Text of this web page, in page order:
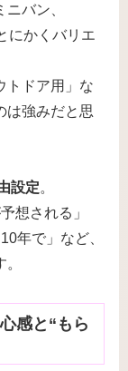
バン、
にかくバリエ
トドア用」な
は強みだと思
設定。
想される」
年で」など、
感と“もら